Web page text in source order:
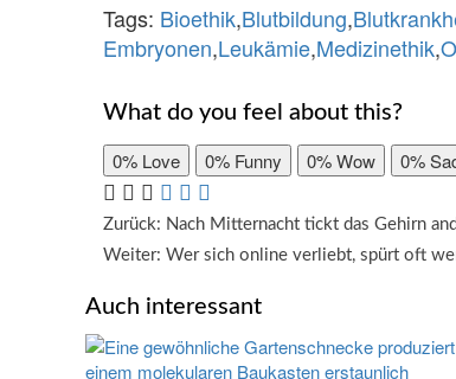
Tags: Bioethik,Blutbildung,
Embryonen,Leukämie,Medizinethik,
What do you feel about this?
0% Love 0% Funny 0%Wow 0%
Beitragsnavigation
Zurück: Nach Mitternacht tickt das Gehirn
Weiter: Wer sich online verliebt, spürt oft
Auch interessant